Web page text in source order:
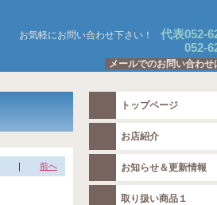
お気軽にお問い合わせ下さい！
代表052-
052-
メールでのお問い合わせ
｜ 前へ
トップページ
お店紹介
お知らせ＆更新情報
取り扱い商品１